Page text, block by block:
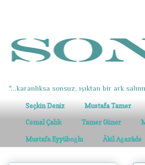
"...karanlıksa sonsuz, ışıktan bir ark
Seçkin Deniz Mustafa Tamer
Cemal Çalık Tamer Güner
Mustafa Eyyüboğlu Âkil Ağazâde